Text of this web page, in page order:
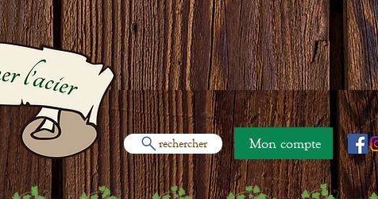
rechercher Mon compte